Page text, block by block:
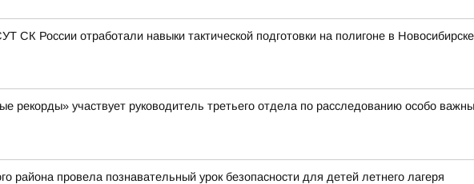
СК России отработали навыки тактической подготовки на полигоне в Новосибирске
рекорды» участвует руководитель третьего отдела по расследованию особо
района провела познавательный урок безопасности для детей летнего лагеря